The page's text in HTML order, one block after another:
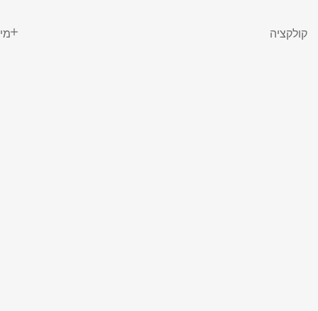
קולקציה